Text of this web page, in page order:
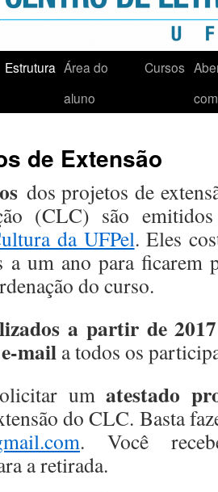
Estrutura Área do
aluno
Cursos
de Extensão
dos projetos de
(CLC) são
da UFPel. Eles
a um ano para ficarem
do curso.
a partir de
mail a todos os
umatestado
do CLC. Basta
. Você
a retirada.